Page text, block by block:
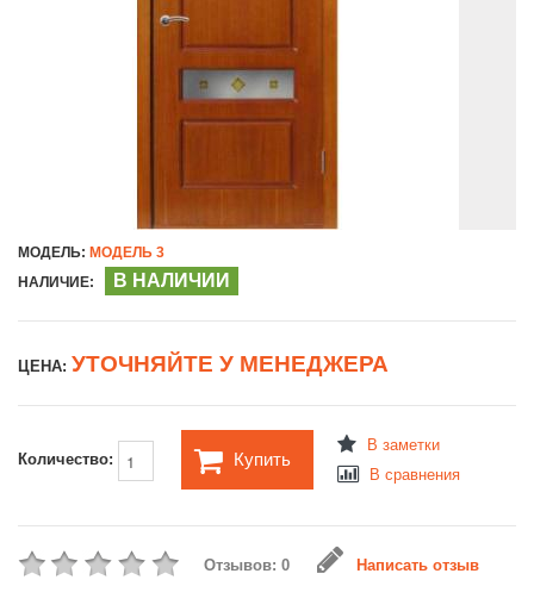
МОДЕЛЬ: МОДЕЛЬ 3
НАЛИЧИЕ:
В НАЛИЧИИ
ЦЕНА: УТОЧНЯЙТЕ У МЕНЕДЖЕРА
Количество: Купить
В заметки
В сравнения
Отзывов: 0 Написать отзыв